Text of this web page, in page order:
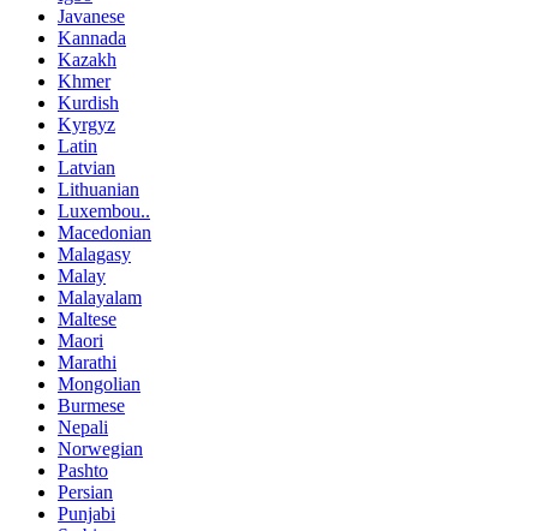
Javanese
Kannada
Kazakh
Khmer
Kurdish
Kyrgyz
Latin
Latvian
Lithuanian
Luxembou..
Macedonian
Malagasy
Malay
Malayalam
Maltese
Maori
Marathi
Mongolian
Burmese
Nepali
Norwegian
Pashto
Persian
Punjabi